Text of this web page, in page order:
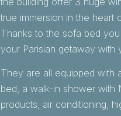
true immersion in the heart
Thanks to the sofa bed
your Parisian getaway with
They are all equipped with
bed, a walk-in shower with
products, air conditioning,